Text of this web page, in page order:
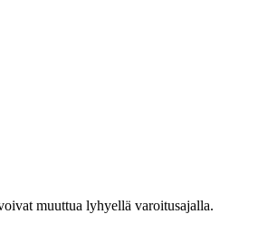
muuttua lyhyellä varoitusajalla.